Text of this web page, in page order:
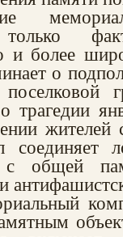
и более
о
трагедии
жителей
с общей